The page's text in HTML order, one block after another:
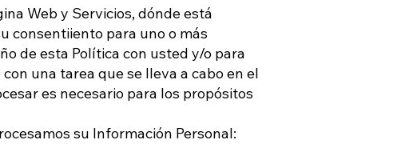
Web y Servicios, dónde está
consentiiento para uno o más
de esta Política con usted y/o para
una tarea que se lleva a cabo en el
es necesario para los propósitos
su Información Personal: